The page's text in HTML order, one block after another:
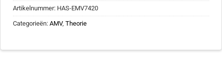
Artikelnummer: HAS-EMV7420
Categorieën: AMV, Theorie